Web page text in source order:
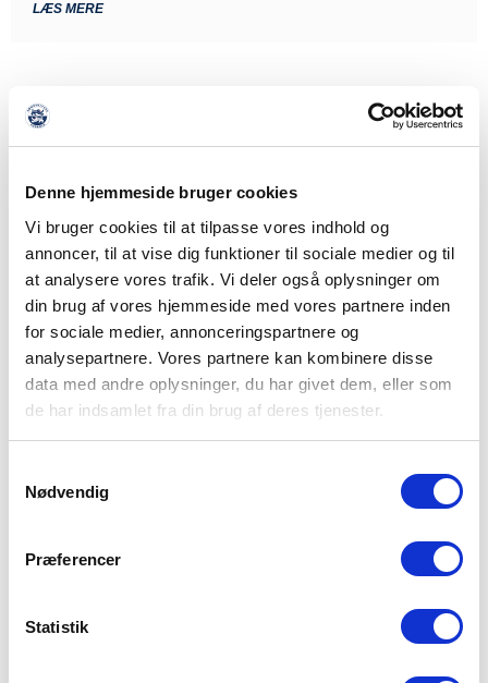
Denne hjemmeside bruger cookies
Vi bruger cookies til at tilpasse vores indhold og
annoncer, til at vise dig funktioner til sociale medier og til
at analysere vores trafik. Vi deler også oplysninger om
din brug af vores hjemmeside med vores partnere inden
for sociale medier, annonceringspartnere og
analysepartnere. Vores partnere kan kombinere disse
data med andre oplysninger, du har givet dem, eller som
de har indsamlet fra din brug af deres tjenester.
Nødvendig
Præferencer
Statistik
LÆS MERE